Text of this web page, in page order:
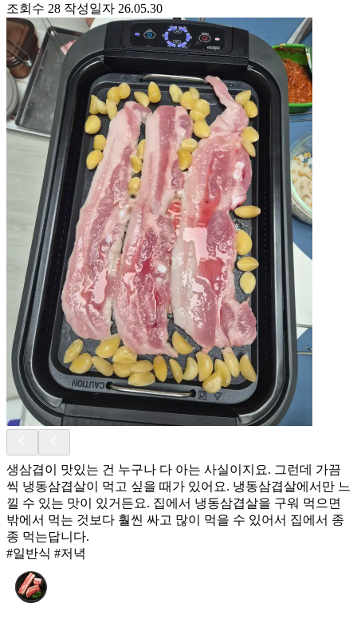
조회수 28 작성일자 26.05.30
생삼겹이 맛있는 건 누구나 다 아는 사실이지요. 그런데 가끔
씩 냉동삼겹살이 먹고 싶을 때가 있어요. 냉동삼겹살에서만 느
낄 수 있는 맛이 있거든요. 집에서 냉동삼겹살을 구워 먹으면
밖에서 먹는 것보다 훨씬 싸고 많이 먹을 수 있어서 집에서 종
종 먹는답니다.
#일반식 #저녁